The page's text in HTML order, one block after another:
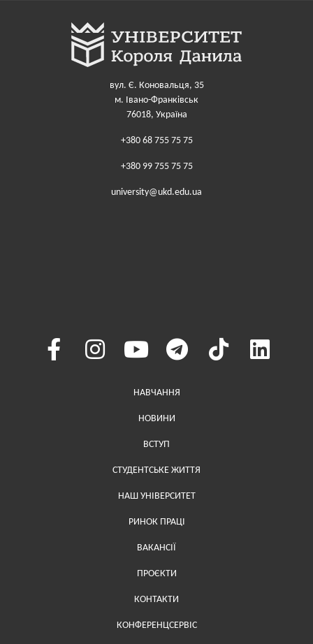
вул. Є. Коновальця, 35
м. Івано-Франківськ
76018, Україна
+380 68 755 75 75
+380 99 755 75 75
university@ukd.edu.ua
Меню у хедері
НАВЧАННЯ
НОВИНИ
ВСТУП
СТУДЕНТСЬКЕ ЖИТТЯ
НАШ УНІВЕРСИТЕТ
РИНОК ПРАЦІ
ВАКАНСІЇ
ПРОЄКТИ
Меню у футері (додаткове)
КОНТАКТИ
КОНФЕРЕНЦСЕРВІС